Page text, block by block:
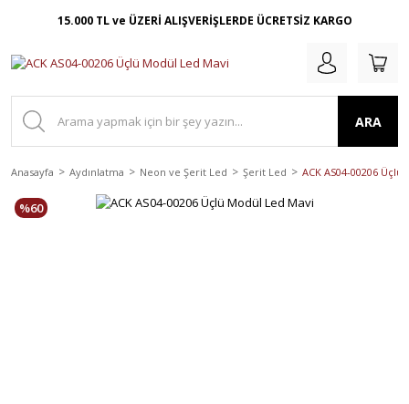
15.000 TL ve ÜZERİ ALIŞVERİŞLERDE ÜCRETSİZ KARGO
ARA
Anasayfa Aydınlatma Neon ve Şerit Led Şerit Led ACK AS04-00206
%60